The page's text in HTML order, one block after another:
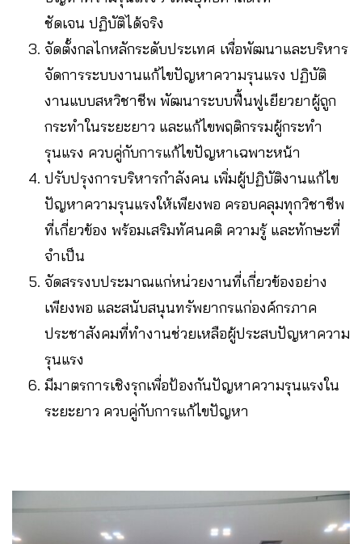
ชัดเจน ปฏิบัติได้จริง
จัดตั้งกลไกหลักระดับประเทศ เพื่อพัฒนาและบริหาร
จัดการระบบงานแก้ไขปัญหาความรุนแรง ปฏิบัติ
งานแบบสหวิชาชีพ พัฒนาระบบฟื้นฟูเยียวยาผู้ถูก
กระทำในระยะยาว และแก้ไขพฤติกรรมผู้กระทำ
รุนแรง ควบคู่กับการแก้ไขปัญหาเฉพาะหน้า
ปรับปรุงการบริหารกำลังคน เพิ่มผู้ปฏิบัติงานแก้ไข
ปัญหาความรุนแรงให้เพียงพอ ครอบคลุมทุกวิชาชีพ
ที่เกี่ยวข้อง พร้อมเสริมทัศนคติ ความรู้ และทักษะที่
จำเป็น
จัดสรรงบประมาณแก่หน่วยงานที่เกี่ยวข้องอย่าง
เพียงพอ และสนับสนุนทรัพยากรแก่องค์กรภาค
ประชาสังคมที่ทำงานช่วยเหลือผู้ประสบปัญหาความ
รุนแรง
มีมาตรการเชิงรุกเพื่อป้องกันปัญหาความรุนแรงใน
ระยะยาว ควบคู่กับการแก้ไขปัญหา